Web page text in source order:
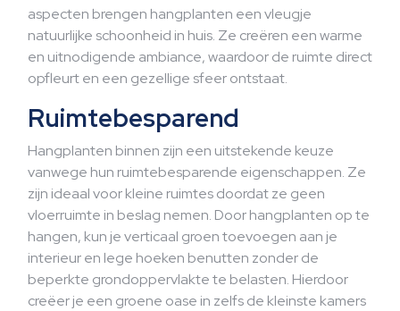
aspecten brengen hangplanten een vleugje
natuurlijke schoonheid in huis. Ze creëren een warme
en uitnodigende ambiance, waardoor de ruimte direct
opfleurt en een gezellige sfeer ontstaat.
Ruimtebesparend
Hangplanten binnen zijn een uitstekende keuze
vanwege hun ruimtebesparende eigenschappen. Ze
zijn ideaal voor kleine ruimtes doordat ze geen
vloerruimte in beslag nemen. Door hangplanten op te
hangen, kun je verticaal groen toevoegen aan je
interieur en lege hoeken benutten zonder de
beperkte grondoppervlakte te belasten. Hierdoor
creëer je een groene oase in zelfs de kleinste kamers